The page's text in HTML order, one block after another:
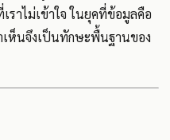
ราไม่เข้าใจ ในยุคที่ข้อมูลคือ
เห็นจึงเป็นทักษะพื้นฐานของ